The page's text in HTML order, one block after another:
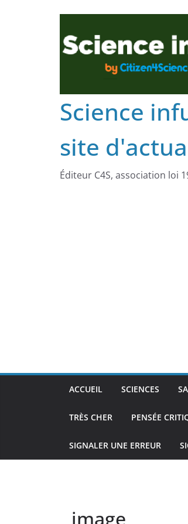
Science
site
Éditeur C4S, association loi
ACCUEIL SCIENCES
TRÈS CHER PENSÉE
SIGNALER UNE ERREUR
image